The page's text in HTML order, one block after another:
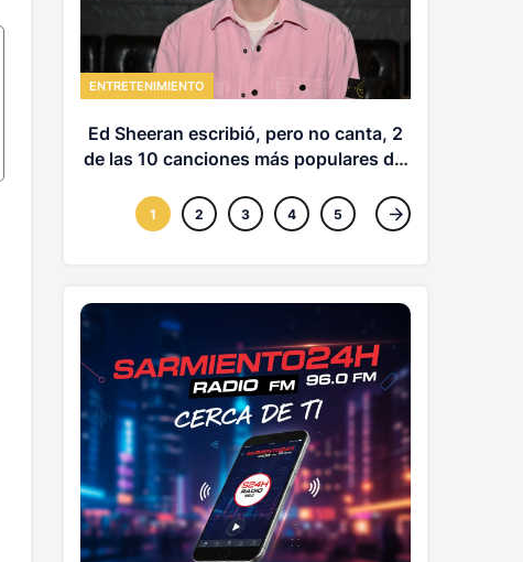
ENTRETENIMIENTO
Ed Sheeran escribió, pero no canta, 2
de las 10 canciones más populares del
1 2 3 4 5